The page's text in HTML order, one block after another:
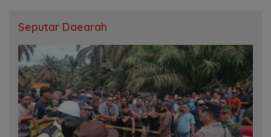
Seputar Daearah